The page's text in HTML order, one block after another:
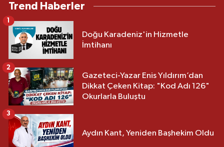
Trend Haberler
Doğu Karadeniz'in Hizmetle
İmtihanı
1
Gazeteci-Yazar Enis Yıldırım’dan
Dikkat Çeken Kitap: "Kod Adı 126"
Okurlarla Buluştu
2
Aydın Kant, Yeniden Başhekim Oldu
3